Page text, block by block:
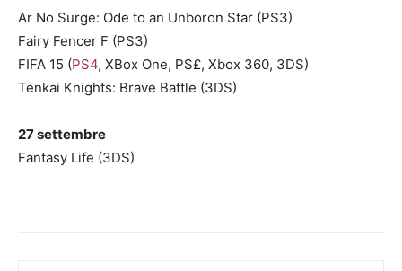
Ar No Surge: Ode to an Unboron Star (PS3)
Fairy Fencer F (PS3)
FIFA 15 (PS4, XBox One, PS£, Xbox 360, 3DS)
Tenkai Knights: Brave Battle (3DS)
27 settembre
Fantasy Life (3DS)